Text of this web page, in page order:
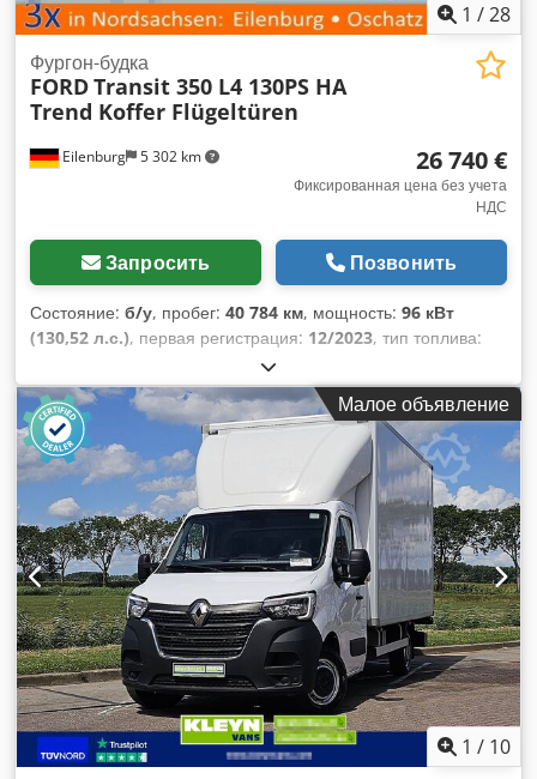
1 /28
Eilenburg 5 302 km
Фургон-будка
FORDTransit 350 L4 130PS HA
Trend Koffer Flügeltüren
26 740 €
Фиксированная цена без учета
НДС
Запросить Позвонить
Состояние: б/у, пробег: 40 784 км, мощность: 96 кВт
(130,52 л.с.), первая регистрация: 12/2023, тип топлива:
, цвет:
механический, класс выбросов:Евро 6, количество мест:
3, длина грузового отсека: 4 214 мм, ширина пространства
для загрузки:
2 089 мм, высота грузового отсека:2 167 мм
Год выпуска: 2022, Оборудование:
ABS, кондиционер,
сажевый фильтр, центральный замок, электронная
программа стабилизации (ESP),
Малое объявление
1 / 10